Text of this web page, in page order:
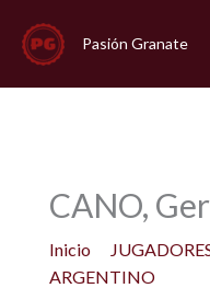
contenido
Pasión Granate
CANO,
Inicio
ARGENTINO